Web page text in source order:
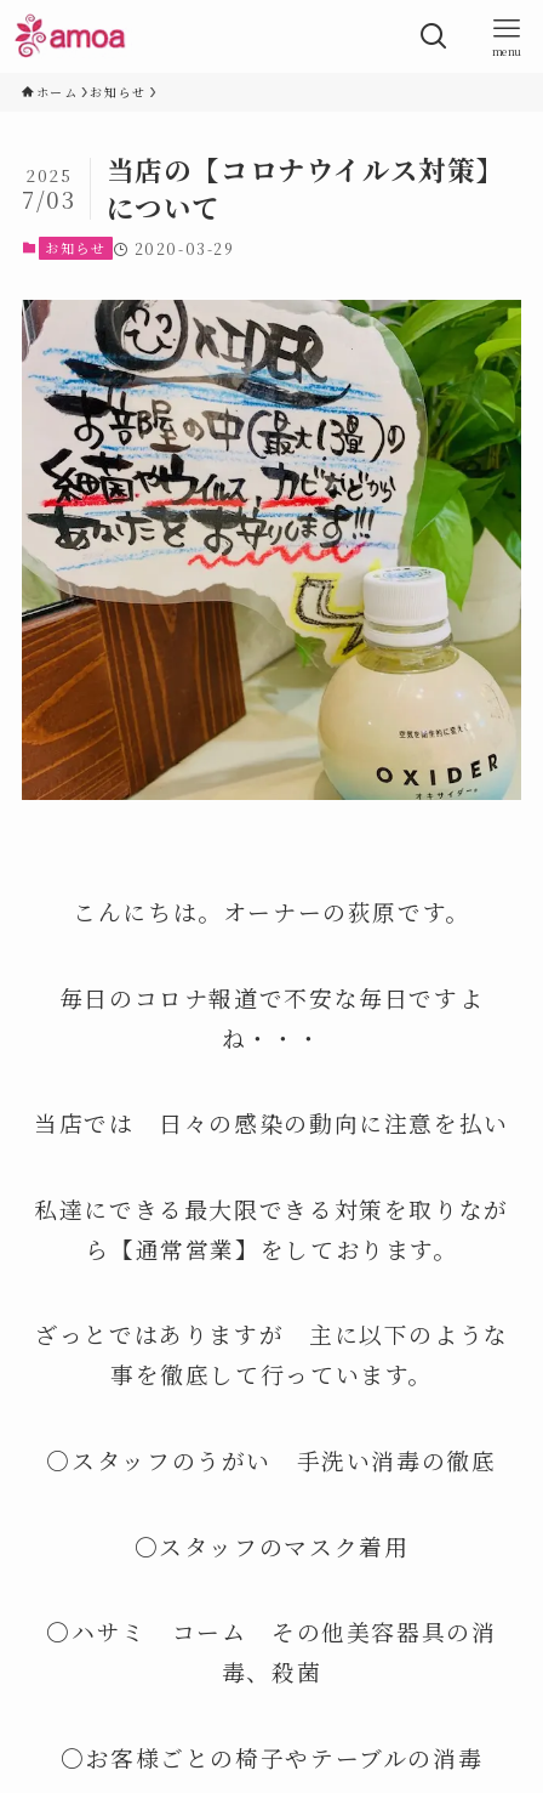
menu
ホーム お知らせ
当店の【コロナウイルス対策】
について
2025
7/03
お知らせ 2020-03-29
こんにちは。オーナーの荻原です。
毎日のコロナ報道で不安な毎日ですよ
ね・・・
当店では 日々の感染の動向に注意を払い
私達にできる最大限できる対策を取りなが
ら【通常営業】をしております。
ざっとではありますが 主に以下のような
事を徹底して行っています。
○スタッフのうがい 手洗い消毒の徹底
〇スタッフのマスク着用
〇ハサミ コーム その他美容器具の消
毒、殺菌
〇お客様ごとの椅子やテーブルの消毒